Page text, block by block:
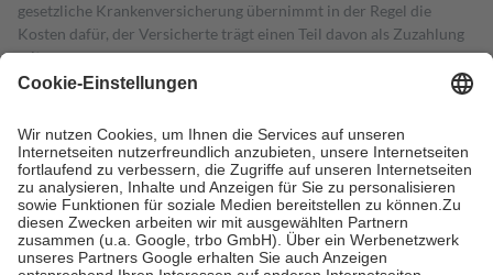
gesetzliche Krankenversicherung übernimmt in der Regel die
Kosten dafür, der Versicherte trägt einen Teil davon als Zuzahlung
mit.
Grundsätzlich leisten Mitglieder Zuzahlungen in Höhe von zehn
höchstens zehn Euro.
Es sind jedoch nie mehr als die tatsächlichen
Kosten der Leistung zu entrichten.
Diese Regeln gelten grundsätzlich auch für Online-Apotheken.
Bei Heilmitteln und häuslicher Krankenpflege beträgt die
Zuzahlung zehn Prozent der Kosten sowie zehn Euro je
Verordnung.
Um das Engagement der Versicherten für ihre eigene Gesundheit zu